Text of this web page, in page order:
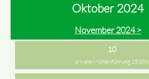
Oktober 2024
November 2024 >
10
private Mühlenführung 15.00h